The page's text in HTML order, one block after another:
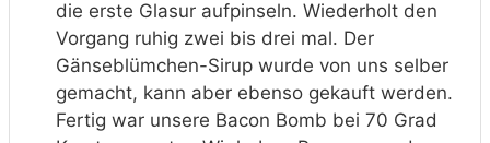
die erste Glasur aufpinseln. Wiederholt den
Vorgang ruhig zwei bis drei mal. Der
Gänseblümchen-Sirup wurde von uns selber
gemacht, kann aber ebenso gekauft werden.
Fertig war unsere Bacon Bomb bei 70 Grad